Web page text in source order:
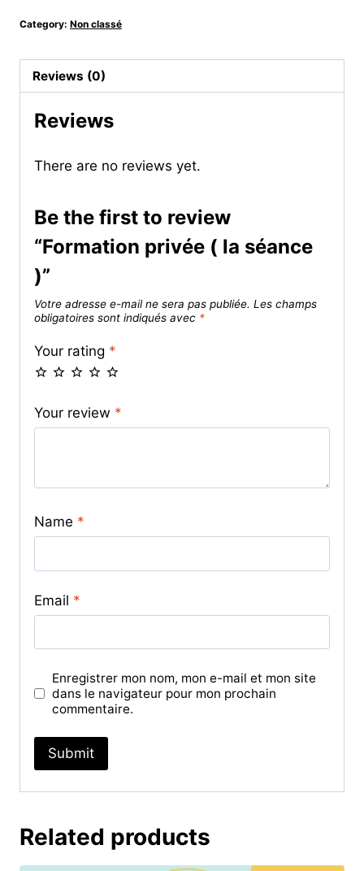
Category: Non classé
Reviews (0)
Reviews
There are no reviews yet.
Be the first to review
“Formation privée ( la séance
)”
Votre adresse e-mail ne sera pas publiée. Les champs
obligatoires sont indiqués avec *
Your rating *
Your review *
Name *
Email *
Enregistrer mon nom, mon e-mail et mon site
dans le navigateur pour mon prochain
commentaire.
Related products